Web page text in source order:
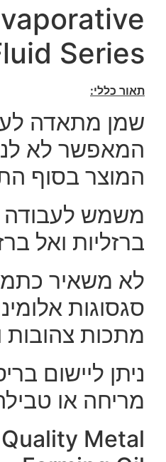
Series
תאור כללי:
שמן מתאדה
המאפשר לא
המוצר בסוף
משמש
ברזליות ואל
לא משאיר
סגסוגות
מתכות צהובות
ניתן ליישום
מריחה או
Metal